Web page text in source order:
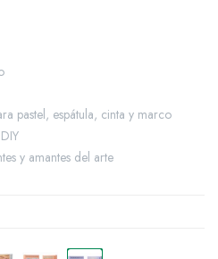
pastel, espátula, cinta y marco
y amantes del arte